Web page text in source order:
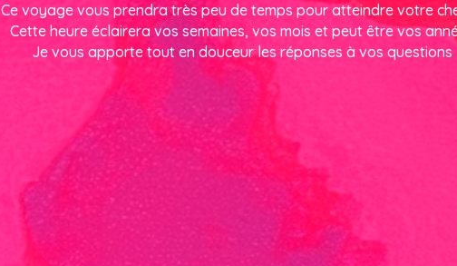
Ce voyage vous prendra très peu de temps pour atteindre votre
Cette heure éclairera vos semaines, vos mois et peut être vos
Je vous apporte tout en douceur les réponses à vos questions